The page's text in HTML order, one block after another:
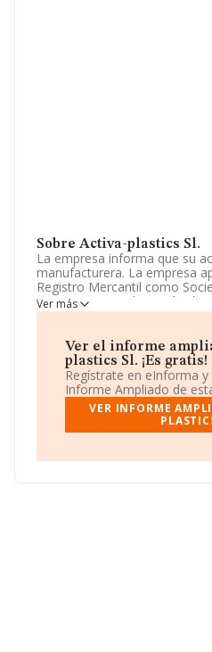
Sobre Activa-plastics Sl.
La empresa informa que su
manufacturera. La empresa
Registro Mercantil como
CNAE: 2221 - 'Fabricación de
perfiles de plástico'. La
La compañíaActiva-plastics
encuentra en Calle Valencia
Alicante, Comunidad
En base a la información de
sobre 697 compañías, la
que el promedio de la
Ver más
Ver el informe
plastics Sl. ¡Es gratis!
Regístrate en eInforma
Informe Ampliado de
VER INFORME